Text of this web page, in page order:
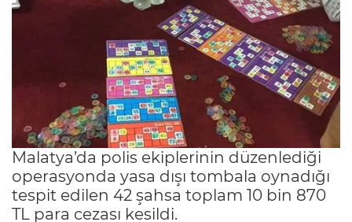
Malatya’da polis ekiplerinin düzenlediği
operasyonda yasa dışı tombala oynadığı
tespit edilen 42 şahsa toplam 10 bin 870
TL para cezası kesildi.